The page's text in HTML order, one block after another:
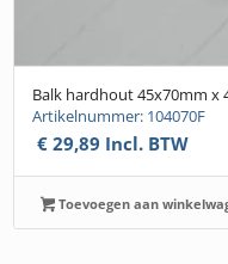
Balk hardhout 45x70mm x
Artikelnummer: 104070F
€ 29,89 Incl. BTW
Toevoegen aan